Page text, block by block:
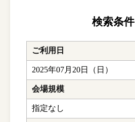
検索条件
ご利用日
2025年07月20日（日）
会場規模
指定なし